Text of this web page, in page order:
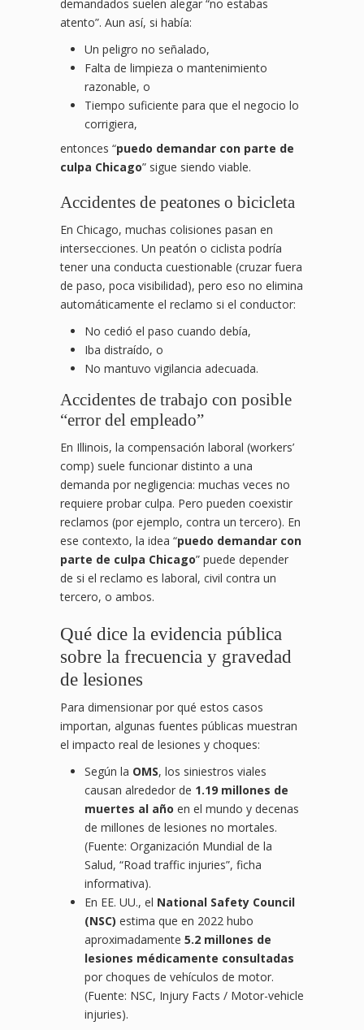
demandados suelen alegar “no estabas
atento”. Aun así, si había:
Un peligro no señalado,
Falta de limpieza o mantenimiento
razonable, o
Tiempo suficiente para que el negocio lo
corrigiera,
entonces “puedo demandar con parte de
culpa Chicago” sigue siendo viable.
Accidentes de peatones o bicicleta
En Chicago, muchas colisiones pasan en
intersecciones. Un peatón o ciclista podría
tener una conducta cuestionable (cruzar fuera
de paso, poca visibilidad), pero eso no elimina
automáticamente el reclamo si el conductor:
No cedió el paso cuando debía,
Iba distraído, o
No mantuvo vigilancia adecuada.
Accidentes de trabajo con posible
“error del empleado”
En Illinois, la compensación laboral (workers’
comp) suele funcionar distinto a una
demanda por negligencia: muchas veces no
requiere probar culpa. Pero pueden coexistir
reclamos (por ejemplo, contra un tercero). En
ese contexto, la idea “puedo demandar con
parte de culpa Chicago” puede depender
de si el reclamo es laboral, civil contra un
tercero, o ambos.
Qué dice la evidencia pública
sobre la frecuencia y gravedad
de lesiones
Para dimensionar por qué estos casos
importan, algunas fuentes públicas muestran
el impacto real de lesiones y choques:
Según la OMS, los siniestros viales
causan alrededor de 1.19 millones de
muertes al año en el mundo y decenas
de millones de lesiones no mortales.
(Fuente: Organización Mundial de la
Salud, “Road traffic injuries”, ficha
informativa).
En EE. UU., el National Safety Council
(NSC) estima que en 2022 hubo
aproximadamente 5.2 millones de
lesiones médicamente consultadas
por choques de vehículos de motor.
(Fuente: NSC, Injury Facts / Motor-vehicle
injuries).